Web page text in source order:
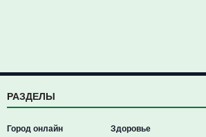
РАЗДЕЛЫ
Город онлайн
Здоровье